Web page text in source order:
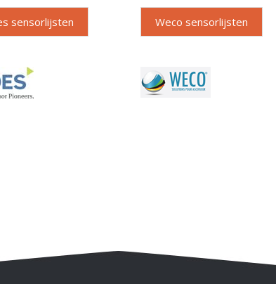
sensorlijsten Weco sensorlijsten